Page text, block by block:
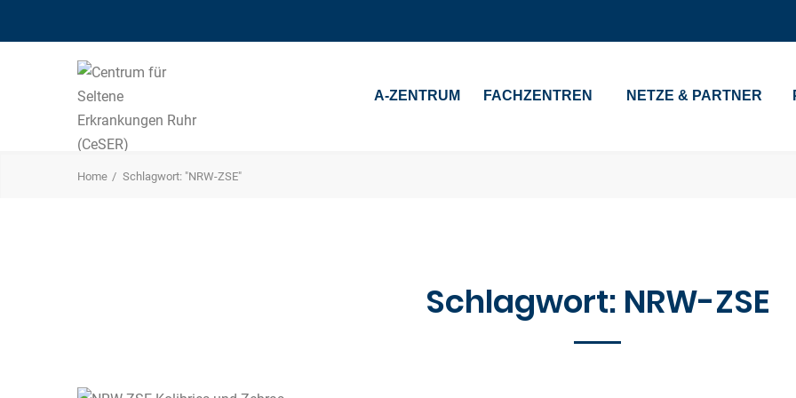
A-ZENTRUM FACHZENTREN NETZE & PARTNER
Home Schlagwort: "NRW-ZSE"
Schlagwort: NRW-ZSE